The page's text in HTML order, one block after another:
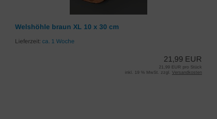
Welshöhle braun XL 10 x 30 cm
Lieferzeit: ca. 1 Woche
21,99 EUR
21,99 EUR pro Stück
inkl. 19 % MwSt. zzgl. Versandkosten